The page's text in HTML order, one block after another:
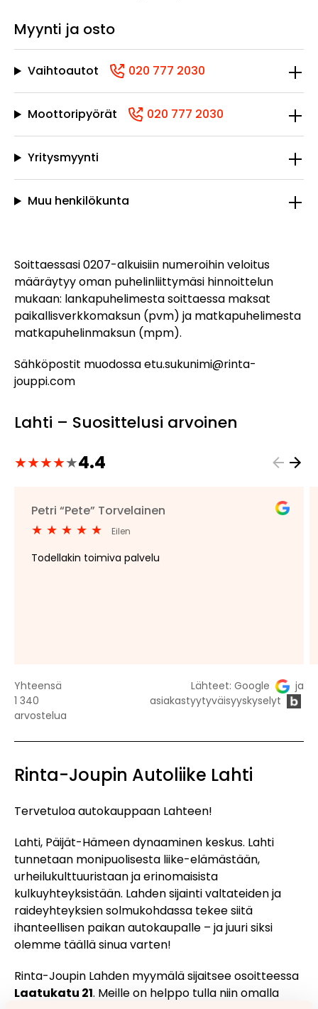
Myynti ja osto
Vaihtoautot 020 777 2030
(+358207772030, 0207772030,
Moottoripyörät 020 777 2030
(+358207772030, 0207772030,
Yritysmyynti
Muu henkilökunta
Soittaessasi 0207-alkuisiin numeroihin veloitus
määräytyy oman puhelinliittymäsi hinnoittelun
mukaan: lankapuhelimesta soittaessa maksat
paikallisverkkomaksun (pvm) ja matkapuhelimesta
matkapuhelinmaksun (mpm).
Sähköpostit muodossaetu.sukunimi@rinta-
jouppi.com
Lahti – Suosittelusi arvoinen
Arvostelut:
★★★★★4.4
Petri “Pete” Torvelainen
Arvostelu:
/
★ ★ ★ ★ ★ Eilen
Todellakin toimiva palvelu
Yhteensä
1 340
arvostelua
Lähteet: Google
ja
asiakastyytyväisyyskyselyt
Rinta-Joupin Autoliike Lahti
Tervetuloa autokauppaan Lahteen!
Lahti, Päijät-Hämeen dynaaminen keskus. Lahti
tunnetaan monipuolisesta liike-elämästään,
urheilukulttuuristaan ja erinomaisista
kulkuyhteyksistään. Lahden sijainti valtateiden ja
raideyhteyksien solmukohdassa tekee siitä
ihanteellisen paikan autokaupalle – ja juuri siksi
olemme täällä sinua varten!
Rinta-Joupin Lahden myymälä sijaitsee osoitteessa
Laatukatu 21. Meille on helppo tulla niin omalla